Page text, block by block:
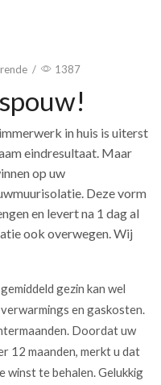
/ 1387
in huis is uiterst
eindresultaat. Maar
op uw
Deze vorm
en levert na 1 dag al
ook overwegen. Wij
gezin kan wel
en gaskosten.
Doordat uw
12 maanden, merkt u dat
winst te behalen. Gelukkig